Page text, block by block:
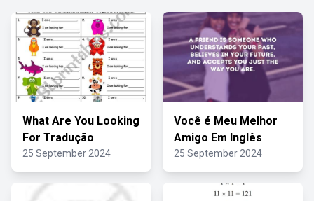
What Are You Looking
For Tradução
25 September 2024
Você é Meu Melhor
Amigo Em Inglês
25 September 2024